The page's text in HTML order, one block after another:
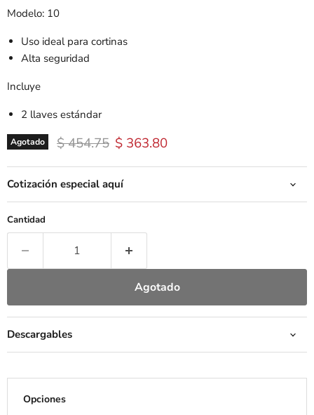
Modelo: 10
Uso ideal para cortinas
Alta seguridad
Incluye
2 llaves estándar
Agotado Precio original
$ 454.75 Precio actual
$ 363.80
Cotización especial aquí
Cantidad
Agotado
Descargables
Opciones